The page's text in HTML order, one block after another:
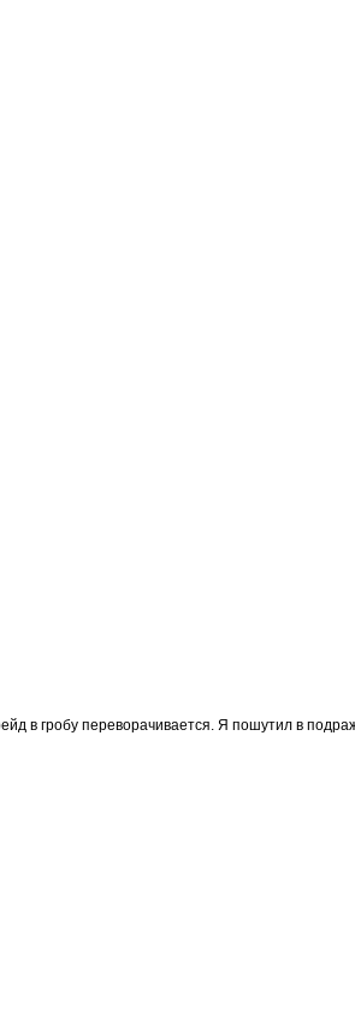
в гробу переворачивается. Я пошутил в